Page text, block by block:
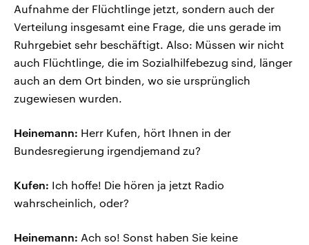
Aufnahme der Flüchtlinge jetzt, sondern auch der
Verteilung insgesamt eine Frage, die uns gerade im
Ruhrgebiet sehr beschäftigt. Also: Müssen wir nicht
auch Flüchtlinge, die im Sozialhilfebezug sind, länger
auch an dem Ort binden, wo sie ursprünglich
zugewiesen wurden.
Heinemann: Herr Kufen, hört Ihnen in der
Bundesregierung irgendjemand zu?
Kufen: Ich hoffe! Die hören ja jetzt Radio
wahrscheinlich, oder?
Heinemann: Ach so! Sonst haben Sie keine